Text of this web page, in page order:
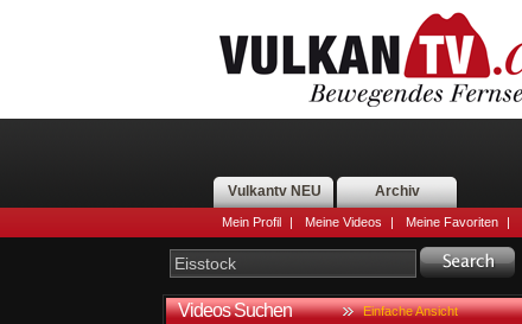
Vulkantv NEU Archiv
Mein Profil | Meine Videos | Meine Favoriten |
Videos Suchen Einfache Ansicht